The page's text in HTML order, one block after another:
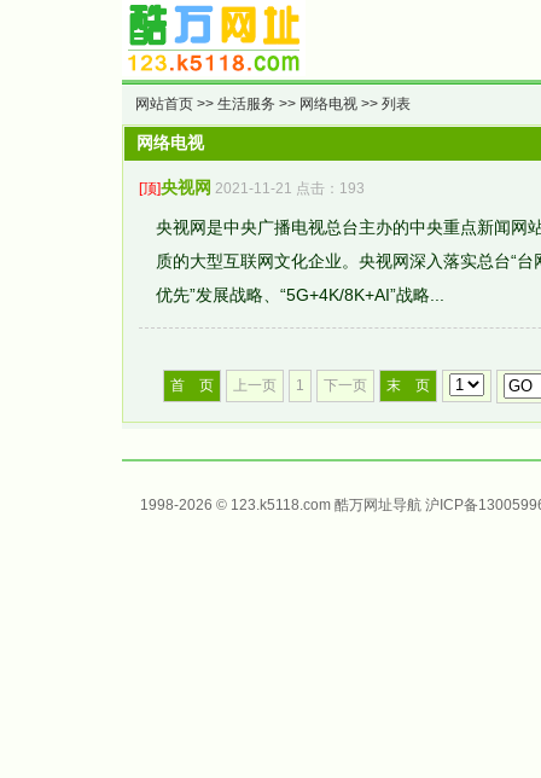
网站首页 >> 生活服务 >> 网络电视 >> 列表
网络电视
[顶]央视网 2021-11-21 点击：193
央视网是中央广播电视总台主办的中央重点新闻网
质的大型互联网文化企业。央视网深入落实总台“
优先”发展战略、“5G+4K/8K+AI”战略...
首 页 上一页 1 下一页 末 页
1998-2026 © 123.k5118.com 酷万网址导航 沪ICP备